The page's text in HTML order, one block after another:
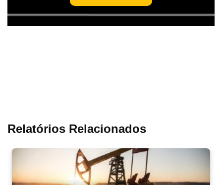
Relatórios Relacionados